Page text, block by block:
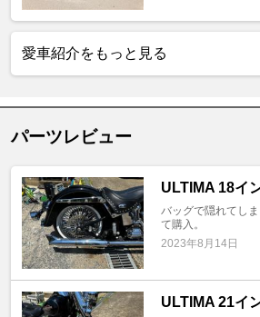
愛車紹介をもっと見る
パーツレビュー
ULTIMA 18イ
バッグで隠れてし
て購入。
2023年8月14日
ULTIMA 21イ